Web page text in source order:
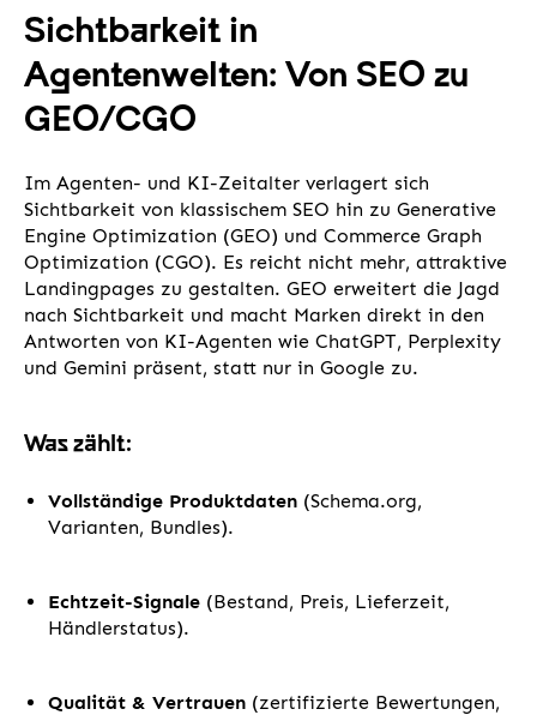
Sichtbarkeit in
Agentenwelten: Von SEO zu
GEO/CGO
Im Agenten- und KI-Zeitalter verlagert sich
Sichtbarkeit von klassischem SEO hin zu Generative
Engine Optimization (GEO) und Commerce Graph
Optimization (CGO). Es reicht nicht mehr, attraktive
Landingpages zu gestalten. GEO erweitert die Jagd
nach Sichtbarkeit und macht Marken direkt in den
Antworten von KI-Agenten wie ChatGPT, Perplexity
und Gemini präsent, statt nur in Google zu.
Was zählt:
Vollständige Produktdaten (Schema.org,
Varianten, Bundles).
Echtzeit-Signale (Bestand, Preis, Lieferzeit,
Händlerstatus).
Qualität & Vertrauen (zertifizierte Bewertungen,